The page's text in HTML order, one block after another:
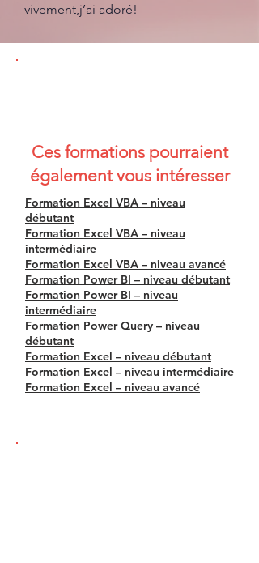
vivement,j’ai adoré!
Ces formations pourraient
également vous intéresser
Formation Excel VBA – niveau
débutant
Formation Excel VBA – niveau
intermédiaire
Formation Excel VBA – niveau avancé
Formation Power BI – niveau débutant
Formation Power BI – niveau
intermédiaire
Formation Power Query – niveau
débutant
Formation Excel – niveau débutant
Formation Excel – niveau intermédiaire
Formation Excel – niveau avancé